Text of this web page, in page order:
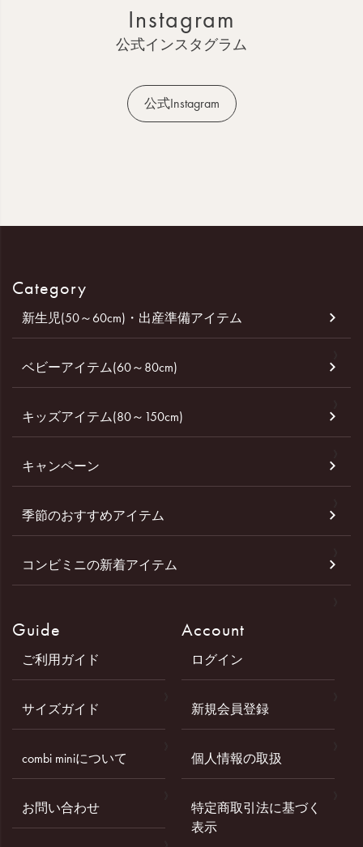
Instagram
公式インスタグラム
公式Instagram
Category
新生児(50～60cm)・出産準備アイテム
ベビーアイテム(60～80cm)
キッズアイテム(80～150cm)
キャンペーン
季節のおすすめアイテム
コンビミニの新着アイテム
Guide
ご利用ガイド
サイズガイド
combi miniについて
お問い合わせ
Account
ログイン
新規会員登録
個人情報の取扱
特定商取引法に基づく
表示